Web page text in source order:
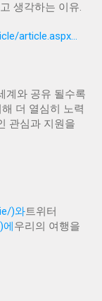
생각하는 이유.
article.aspx…
계와 공유 될수록
더 열심히 노력
관심과 지원을
)와트위터
우리의 여행을